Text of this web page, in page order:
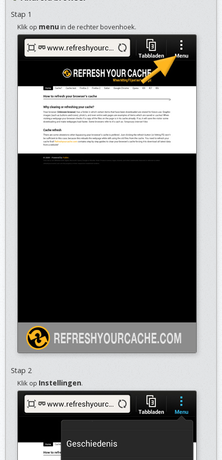
Stap 1
Klik op menuin de rechter bovenhoek.
Stap 2
Klik op Instellingen.